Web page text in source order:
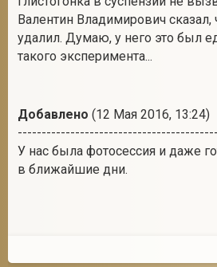
Валентин Владимирович сказал,
удалил. Думаю, у него это был
такого эксперимента...
Добавлено (12 Мая 2016, 13:24)
У нас была фотосессия и даже
в ближайшие дни.